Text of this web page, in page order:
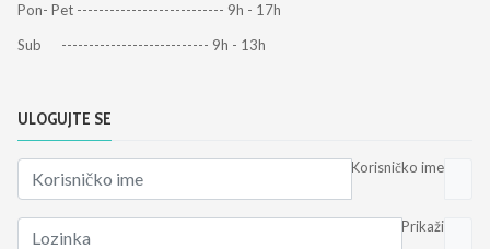
Pon- Pet --------------------------- 9h - 17h
Sub --------------------------- 9h - 13h
ULOGUJTE SE
Korisničko ime
Prikaži